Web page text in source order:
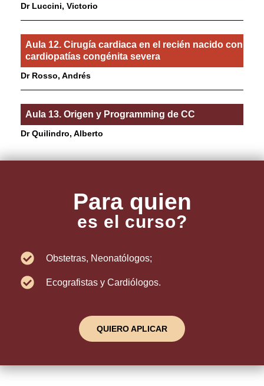
Dr Luccini, Victorio
Aula 12. Cirugía cardiaca en el recién nacido con
cardiopatías congénita severa
Dr Rosso, Andrés
Aula 13. Origen y Programming de CC
Dr Quilindro, Alberto
Para quien
es el curso?
Obstetras, Neonatólogos;
Ecografistas y Cardiólogos.
QUIERO APLICAR